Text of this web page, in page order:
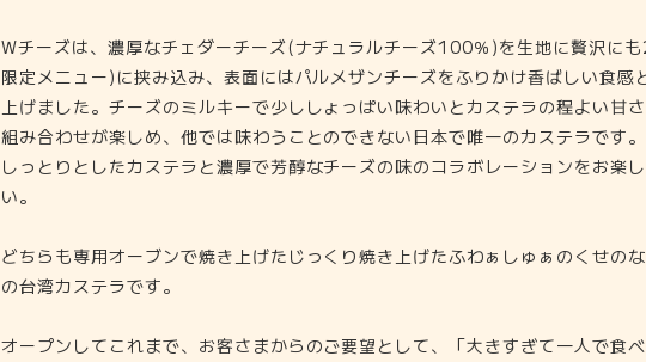
Wチーズは、濃厚なチェダーチーズ(ナチュラルチーズ100％)を生地に贅沢に
限定メニュー)に挟み込み、表面にはパルメザンチーズをふりかけ香ばしい食感
上げました。チーズのミルキーで少ししょっぱい味わいとカステラの程よい甘
組み合わせが楽しめ、他では味わうことのできない日本で唯一のカステラです
しっとりとしたカステラと濃厚で芳醇なチーズの味のコラボレーションをお楽
い。
どちらも専用オーブンで焼き上げたじっくり焼き上げたふわぁしゅぁのくせの
の台湾カステラです。
オープンしてこれまで、お客さまからのご要望として、「大きすぎて一人で食